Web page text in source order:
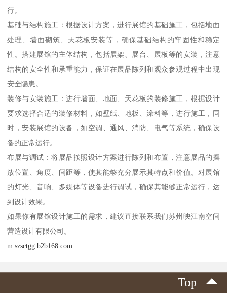
行。
基础与结构施工：根据设计方案，进行展馆的基础施工，包括地面
处理、墙面砌筑、天花板安装等，确保基础结构的牢固性和稳定
性。搭建展馆的主体结构，包括展架、展台、展板等的安装，注意
结构的安全性和承重能力，保证在展品陈列和观众参观过程中出现
安全隐患。
装修与安装施工：进行墙面、地面、天花板的装修施工，根据设计
要求选择合适的装修材料，如壁纸、地板、涂料等，进行施工，同
时，安装展馆的设备，如空调、通风、消防、电气等系统，确保设
备的正常运行。
布展与调试：将展品按照设计方案进行陈列和布置，注意展品的摆
放位置、角度、间距等，使其能够充分展示其特点和价值。对展馆
的灯光、音响、多媒体等设备进行调试，确保其能够正常运行，达
到设计效果。
如果你有展馆设计施工的需求，建议直接联系我们苏州映江南空间
营造设计有限公司。
m.szsctgg.b2b168.com
Top